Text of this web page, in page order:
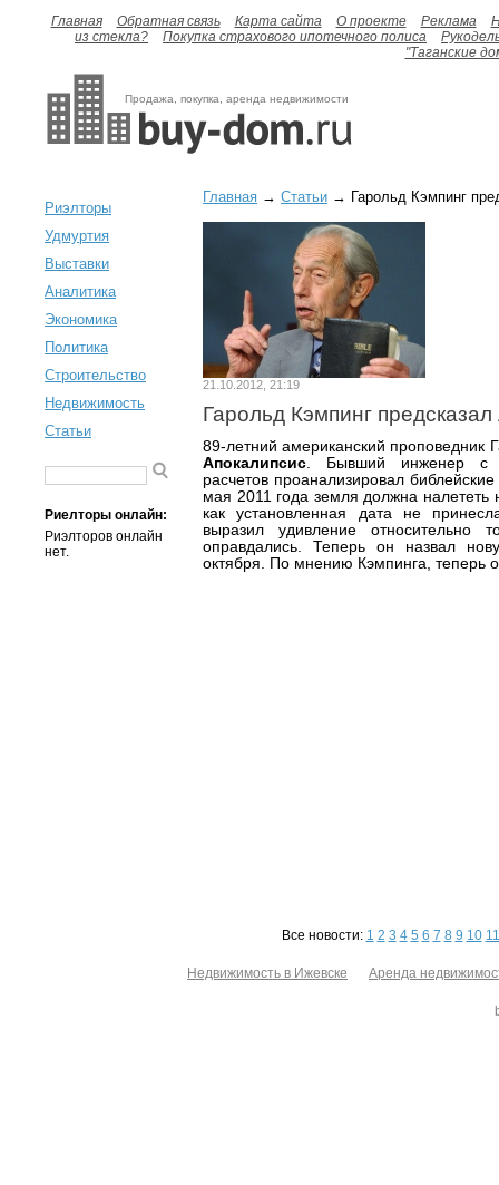
Главная Обратная связь Карта сайта О проекте Реклама
из стекла?
Покупка страхового ипотечного полиса
"Таганские
Продажа, покупка, аренда недвижимости
Риэлторы
Удмуртия
Выставки
Аналитика
Экономика
Политика
Строительство
Недвижимость
Статьи
Риелторы онлайн:
Риэлторов онлайн
нет.
Главная → Статьи → Гарольд Кэмпинг
21.10.2012, 21:19
Гарольд Кэмпинг
89-летний американский проповедник
Апокалипсис. Бывший инженер с
расчетов проанализировал
мая 2011 года земля должна налететь
как установленная дата не
выразил удивление относительно
оправдались. Теперь он назвал
октября. По мнению Кэмпинга, теперь
Все новости: 1 2 3 4 5 6 7 8 9 10 11
Недвижимость в Ижевске Аренда